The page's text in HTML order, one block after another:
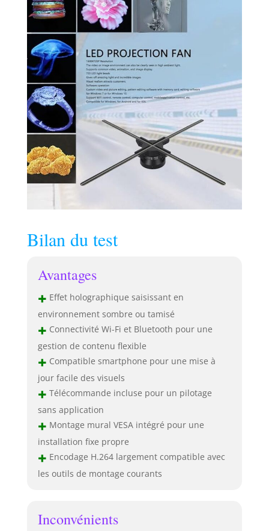
Bilan du test
Avantages
+ Effet holographique saisissant en
environnement sombre ou tamisé
+ Connectivité Wi-Fi et Bluetooth pour une
gestion de contenu flexible
+ Compatible smartphone pour une mise à
jour facile des visuels
+ Télécommande incluse pour un pilotage
sans application
+ Montage mural VESA intégré pour une
installation fixe propre
+ Encodage H.264 largement compatible avec
les outils de montage courants
Inconvénients